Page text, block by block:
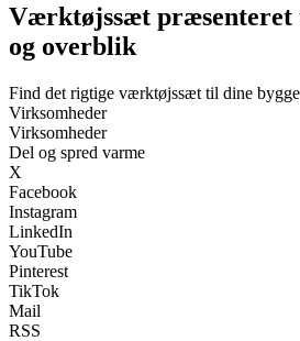
Værktøjssæt præsenteret
og overblik
Find det rigtige værktøjssæt til dine
Virksomheder
Virksomheder
Del og spred varme
X
Facebook
Instagram
LinkedIn
YouTube
Pinterest
TikTok
Mail
RSS